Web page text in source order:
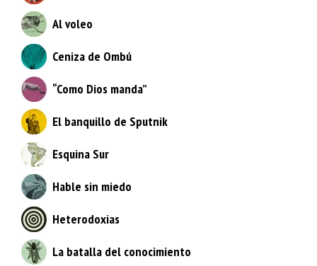
Al voleo
Ceniza de Ombú
“Como Dios manda”
El banquillo de Sputnik
Esquina Sur
Hable sin miedo
Heterodoxias
La batalla del conocimiento